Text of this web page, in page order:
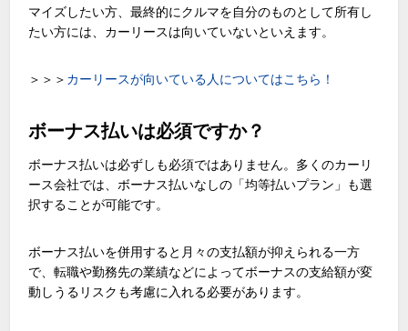
マイズしたい方、最終的にクルマを自分のものとして所有し
たい方には、カーリースは向いていないといえます。
＞＞＞ カーリースが向いている人についてはこちら！
ボーナス払いは必須ですか？
ボーナス払いは必ずしも必須ではありません。多くのカーリ
ース会社では、ボーナス払いなしの「均等払いプラン」も選
択することが可能です。
ボーナス払いを併用すると月々の支払額が抑えられる一方
で、転職や勤務先の業績などによってボーナスの支給額が変
動しうるリスクも考慮に入れる必要があります。